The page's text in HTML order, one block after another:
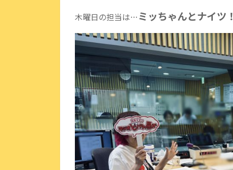
木曜日の担当は… ミッちゃんとナイツ！